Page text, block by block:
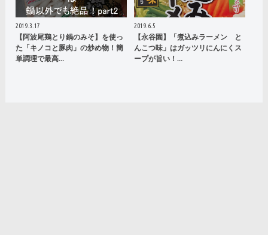
2019.3.17
【阿波尾鶏とり鍋のみそ】を使っ
た「キノコと豚肉」の炒め物！簡
単調理で最高…
2019.6.5
【永谷園】「煮込みラーメン と
んこつ味」はガッツリにんにくス
ープが旨い！…